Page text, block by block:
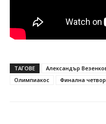
ТАГОВЕ Александър
Олимпиакос
Финална